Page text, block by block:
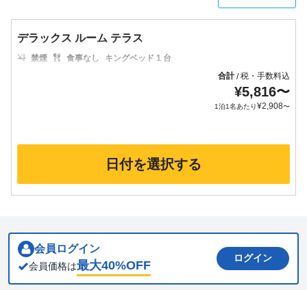
デラックス ルーム テラス
禁煙 食事なし
キングベッド 1 台
合計/税・手数料込
¥5,816〜
1泊1名あたり¥2,908〜
日付を選択する
会員ログイン
会員価格は最大40%OFF
ログイン